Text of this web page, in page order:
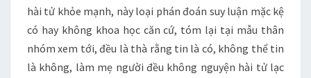
hài tử khỏe mạnh, này loại phán đoán suy luận mặc kệ
có hay không khoa học căn cứ, tóm lại tại mẫu thân
nhóm xem tới, đều là thà rằng tin là có, không thể tin
là không, làm mẹ người đều không nguyện hài tử lạc